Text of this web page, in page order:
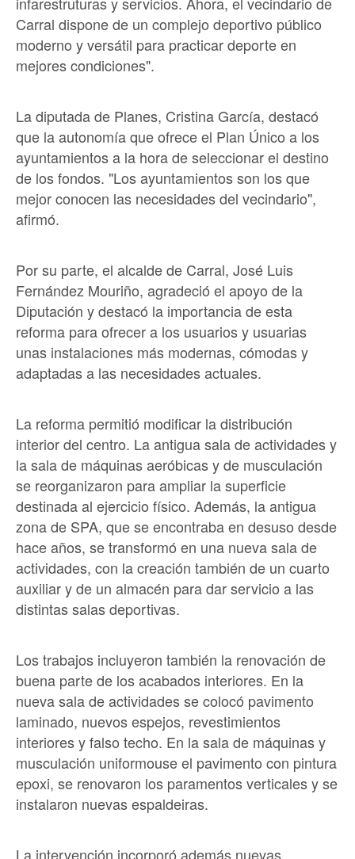
Carral dispone de un complejo deportivo público
moderno y versátil para practicar deporte en
mejores condiciones".
La diputada de Planes, Cristina García, destacó
que la autonomía que ofrece el Plan Único a los
ayuntamientos a la hora de seleccionar el destino
de los fondos. "Los ayuntamientos son los que
mejor conocen las necesidades del vecindario",
afirmó.
Por su parte, el alcalde de Carral, José Luis
Fernández Mouriño, agradeció el apoyo de la
Diputación y destacó la importancia de esta
reforma para ofrecer a los usuarios y usuarias
unas instalaciones más modernas, cómodas y
adaptadas a las necesidades actuales.
La reforma permitió modificar la distribución
interior del centro. La antigua sala de actividades y
la sala de máquinas aeróbicas y de musculación
se reorganizaron para ampliar la superficie
destinada al ejercicio físico. Además, la antigua
zona de SPA, que se encontraba en desuso desde
hace años, se transformó en una nueva sala de
actividades, con la creación también de un cuarto
auxiliar y de un almacén para dar servicio a las
distintas salas deportivas.
Los trabajos incluyeron también la renovación de
buena parte de los acabados interiores. En la
nueva sala de actividades se colocó pavimento
laminado, nuevos espejos, revestimientos
interiores y falso techo. En la sala de máquinas y
musculación uniformouse el pavimento con pintura
epoxi, se renovaron los paramentos verticales y se
instalaron nuevas espaldeiras.
La intervención incorporó además nuevas